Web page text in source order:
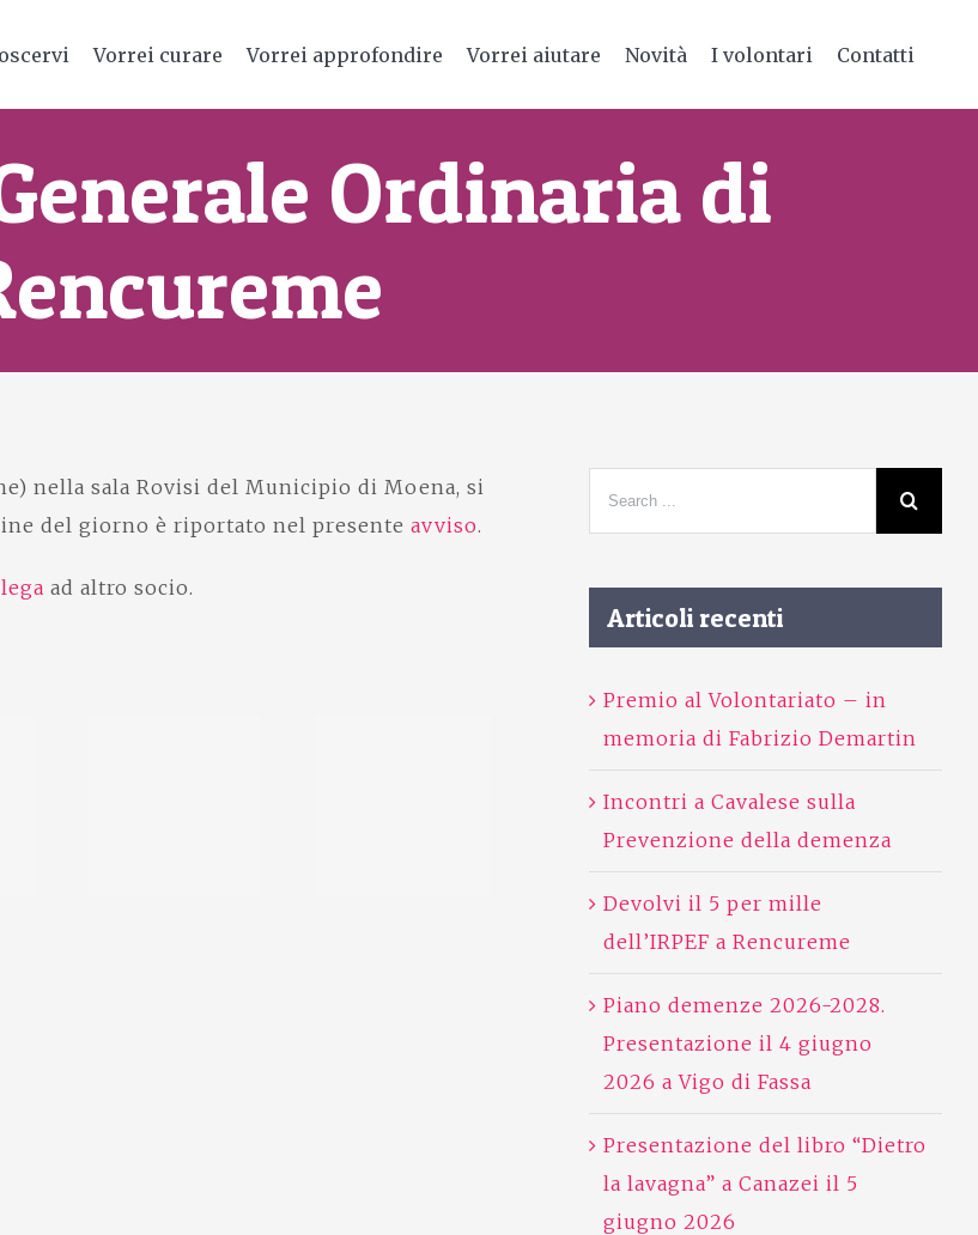
Vorrei curare Vorrei approfondire Vorrei aiutare Novità I volontari Contatti
Ordinaria di
nella sala Rovisi del Municipio di Moena, si
del giorno è riportato nel presente avviso.
ad altro socio.
Articoli recenti
Premio al Volontariato – in
memoria di Fabrizio Demartin
Incontri a Cavalese sulla
Prevenzione della demenza
Devolvi il 5 per mille
dell’IRPEF a Rencureme
Piano demenze 2026-2028.
Presentazione il 4 giugno
2026 a Vigo di Fassa
Presentazione del libro “Dietro
la lavagna” a Canazei il 5
giugno 2026